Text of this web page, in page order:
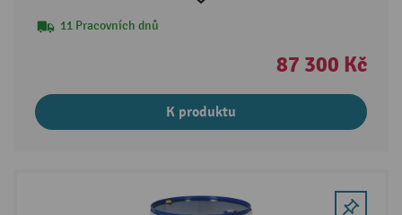
11 Pracovních dnů
87 300 Kč
K produktu